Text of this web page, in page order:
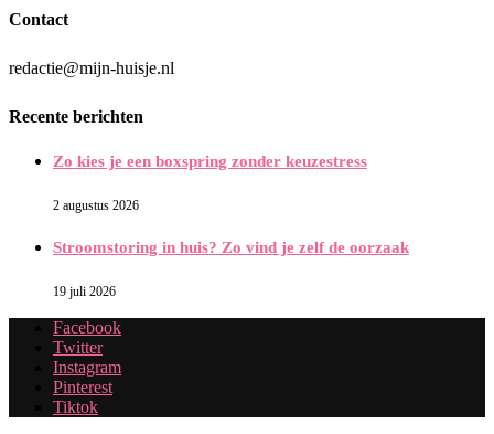
Contact
redactie@mijn-huisje.nl
Recente berichten
Zo kies je een boxspring zonder keuzestress
2 augustus 2026
Stroomstoring in huis? Zo vind je zelf de oorzaak
19 juli 2026
Facebook
Twitter
Instagram
Pinterest
Tiktok